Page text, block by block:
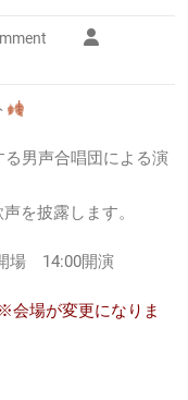
男声合唱団による演
を披露します。
場 14:00開演
※会場が変更になりま